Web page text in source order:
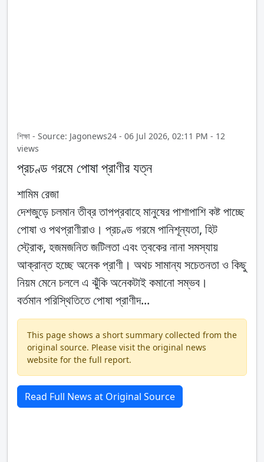
শিক্ষা - Source: Jagonews24 - 06 Jul 2026, 02:11 PM - 12
views
প্রচণ্ড গরমে পোষা প্রাণীর যত্ন
শামিম রেজা
দেশজুড়ে চলমান তীব্র তাপপ্রবাহে মানুষের পাশাপাশি কষ্ট পাচ্ছে
পোষা ও পথপ্রাণীরাও। প্রচণ্ড গরমে পানিশূন্যতা, হিট
স্ট্রোক, হজমজনিত জটিলতা এবং ত্বকের নানা সমস্যায়
আক্রান্ত হচ্ছে অনেক প্রাণী। অথচ সামান্য সচেতনতা ও কিছু
নিয়ম মেনে চললে এ ঝুঁকি অনেকটাই কমানো সম্ভব।
বর্তমান পরিস্থিতিতে পোষা প্রাণীদ...
This page shows a short summary collected from the
original source. Please visit the original news
website for the full report.
Read Full News at Original Source